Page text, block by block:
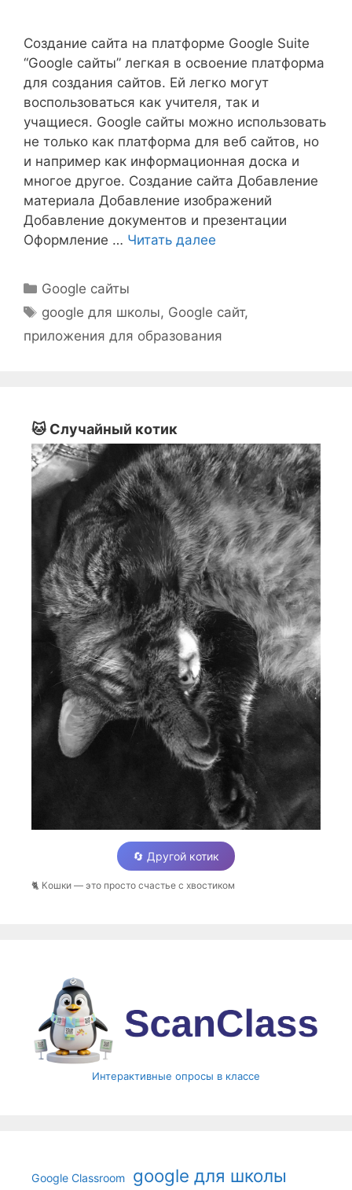
Создание сайта на платформе Google Suite
“Google сайты” легкая в освоение платформа
для создания сайтов. Ей легко могут
воспользоваться как учителя, так и
учащиеся. Google сайты можно использовать
не только как платформа для веб сайтов, но
и например как информационная доска и
многое другое. Создание сайта Добавление
материала Добавление изображений
Добавление документов и презентации
Оформление … Читать далее
Рубрики
Google сайты
Метки
google для школы, Google сайт,
приложения для образования
🐱 Случайный котик
🔄 Другой котик
🐈 Кошки — это просто счастье с хвостиком
Интерактивные опросы в классе
Google Classroom google для школы